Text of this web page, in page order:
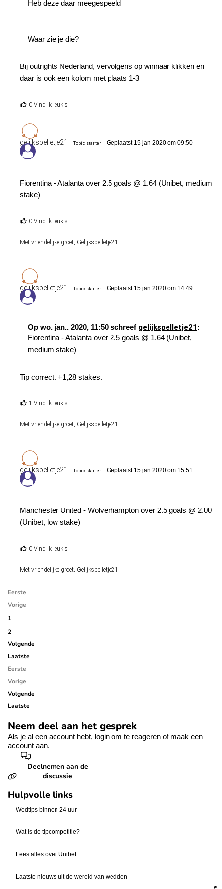
Heb deze daar meegespeeld
Waar zie je die?
Bij outrights Nederland, vervolgens op winnaar klikken en
daar is ook een kolom met plaats 1-3
0 Vind ik leuk's
gelijkspelletje21 Topic starter Geplaatst 15 jan 2020 om 09:50
Fiorentina - Atalanta over 2.5 goals @ 1.64 (Unibet, medium
stake)
0 Vind ik leuk's
Met vriendelijke groet, Gelijkspelletje21
gelijkspelletje21 Topic starter Geplaatst 15 jan 2020 om 14:49
Op wo. jan.. 2020, 11:50 schreef gelijkspelletje21:
Fiorentina - Atalanta over 2.5 goals @ 1.64 (Unibet,
medium stake)
Tip correct. +1,28 stakes.
1 Vind ik leuk's
Met vriendelijke groet, Gelijkspelletje21
gelijkspelletje21 Topic starter Geplaatst 15 jan 2020 om 15:51
Manchester United - Wolverhampton over 2.5 goals @ 2.00
(Unibet, low stake)
0 Vind ik leuk's
Met vriendelijke groet, Gelijkspelletje21
Eerste
Vorige
1
2
Volgende
Laatste
Eerste
Vorige
Volgende
Laatste
Neem deel aan het gesprek
Als je al een account hebt, login om te reageren of maak een
account aan.
Deelnemen aan de
discussie
Hulpvolle links
Wedtips binnen 24 uur
Wat is de tipcompetitie?
Lees alles over Unibet
Laatste nieuws uit de wereld van wedden